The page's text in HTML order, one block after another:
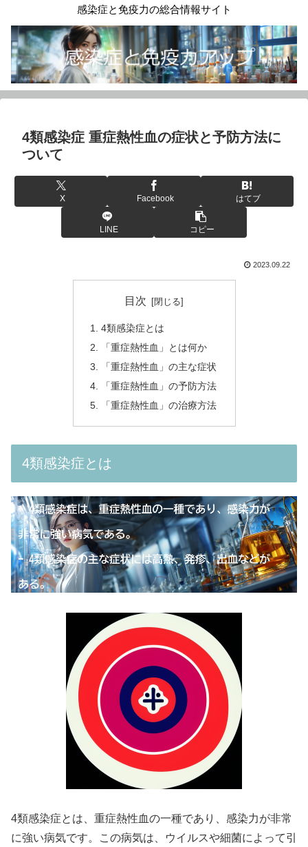
感染症と免疫力の総合情報サイト
4類感染症 重症熱性血の症状と予防方法に
ついて
X Facebook はてブ
LINE コピー
2023.09.22
目次
4類感染症とは
「重症熱性血」とは何か
「重症熱性血」の主な症状
「重症熱性血」の予防方法
「重症熱性血」の治療方法
4類感染症とは
4類感染症とは、重症熱性血の一種であり、感染力が非常
に強い病気です。この病気は、ウイルスや細菌によって引